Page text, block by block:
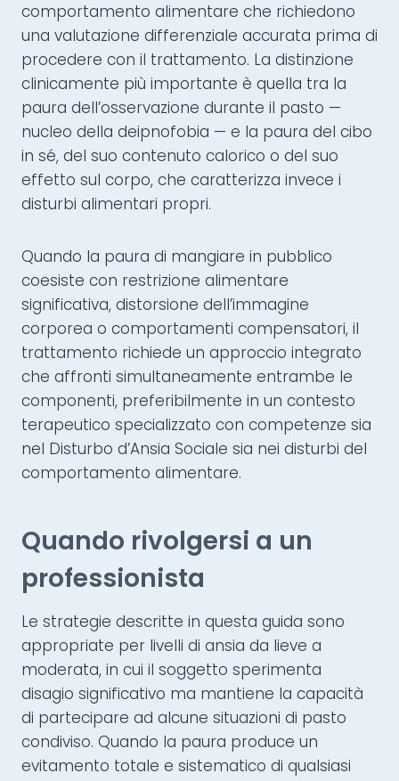
comportamento alimentare che richiedono
una valutazione differenziale accurata prima di
procedere con il trattamento. La distinzione
clinicamente più importante è quella tra la
paura dell’osservazione durante il pasto —
nucleo della deipnofobia — e la paura del cibo
in sé, del suo contenuto calorico o del suo
effetto sul corpo, che caratterizza invece i
disturbi alimentari propri.
Quando la paura di mangiare in pubblico
coesiste con restrizione alimentare
significativa, distorsione dell’immagine
corporea o comportamenti compensatori, il
trattamento richiede un approccio integrato
che affronti simultaneamente entrambe le
componenti, preferibilmente in un contesto
terapeutico specializzato con competenze sia
nel Disturbo d’Ansia Sociale sia nei disturbi del
comportamento alimentare.
Quando rivolgersi a un
professionista
Le strategie descritte in questa guida sono
appropriate per livelli di ansia da lieve a
moderata, in cui il soggetto sperimenta
disagio significativo ma mantiene la capacità
di partecipare ad alcune situazioni di pasto
condiviso. Quando la paura produce un
evitamento totale e sistematico di qualsiasi